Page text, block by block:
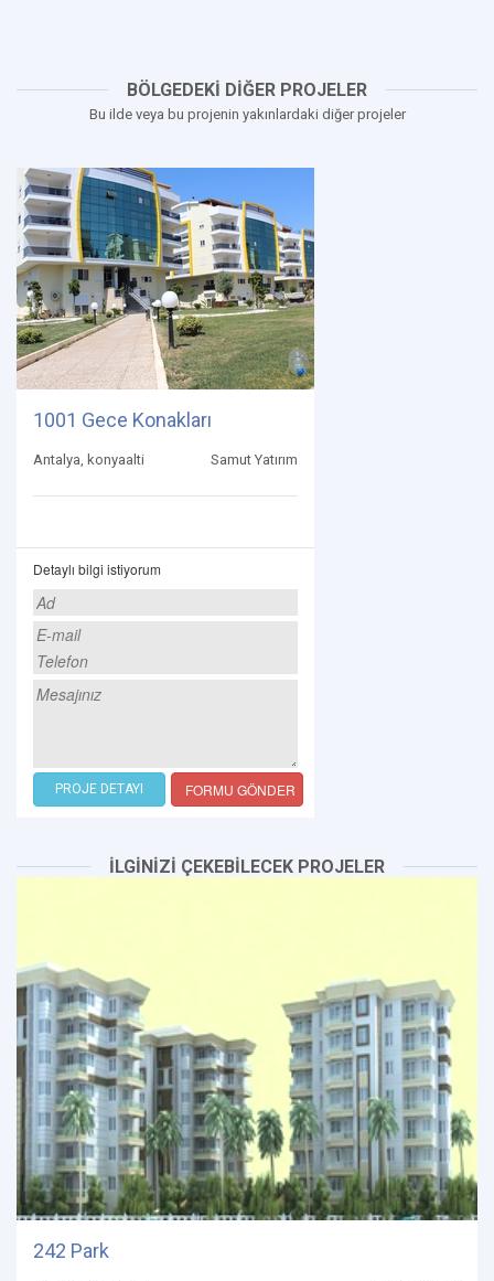
BÖLGEDEKİ DİĞER PROJELER
Bu ilde veya bu projenin yakınlardaki diğer projeler
1001 Gece Konakları
Antalya, konyaalti Samut Yatırım
Detaylı bilgi istiyorum
PROJE DETAYI FORMU GÖNDER
İLGİNİZİ ÇEKEBİLECEK PROJELER
242 Park